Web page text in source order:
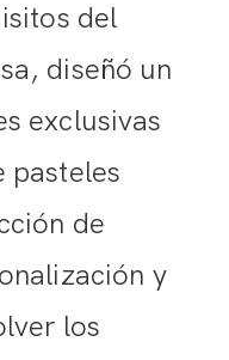
del
diseñó un
exclusivas
pasteles
de
y
los